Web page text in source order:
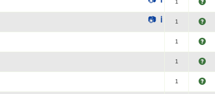
1
📷 ℹ 1
1
1
1